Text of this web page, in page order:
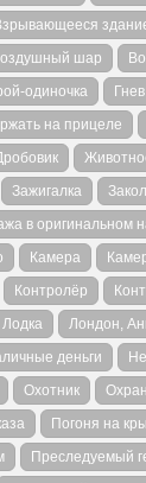
шар
одиночка Гнев
на прицеле
Зажигалка
в оригинальном
Камера
Контролёр
Лодка Лондон,
деньги
Охотник
Погоня на
Преследуемый